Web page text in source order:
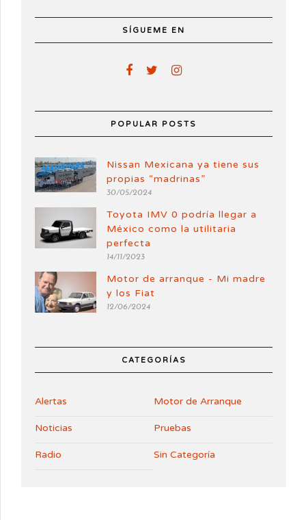
SÍGUEME EN
POPULAR POSTS
Nissan Mexicana ya tiene sus
propias “madrinas”
30/05/2024
Toyota IMV 0 podría llegar a
México como la utilitaria
perfecta
14/11/2023
Motor de arranque - Mi madre
y los Fiat
12/06/2024
CATEGORÍAS
Alertas Motor de Arranque
Noticias Pruebas
Radio Sin Categoría